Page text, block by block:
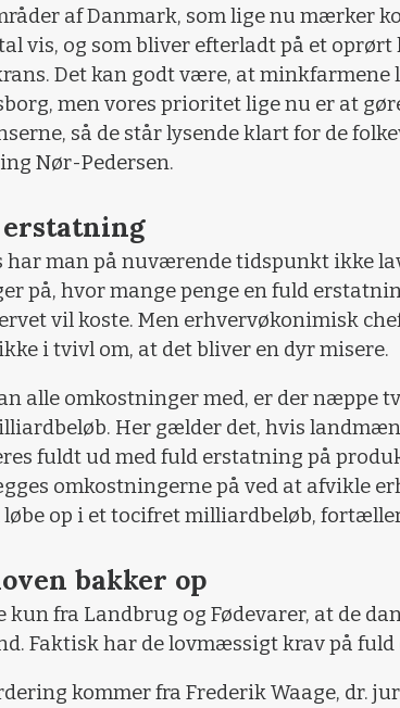
af Danmark, som lige nu mærker
vis, og som bliver efterladt på et oprørt
Det kan godt være, at minkfarmene
men vores prioritet lige nu er at
så de står lysende klart for de
Nør-Pedersen.
har man på nuværende tidspunkt ikke
på, hvor mange penge en fuld
vil koste. Men erhvervøkonimisk
i tvivl om, at det bliver en dyr misere.
alle omkostninger med, er der næppe
Her gælder det, hvis
fuldt ud med fuld erstatning på
omkostningerne på ved at afvikle
op i et tocifret milliardbeløb,
bakker op
kun fra Landbrug og Fødevarer, at de
Faktisk har de lovmæssigt krav på
kommer fra Frederik Waage, dr.